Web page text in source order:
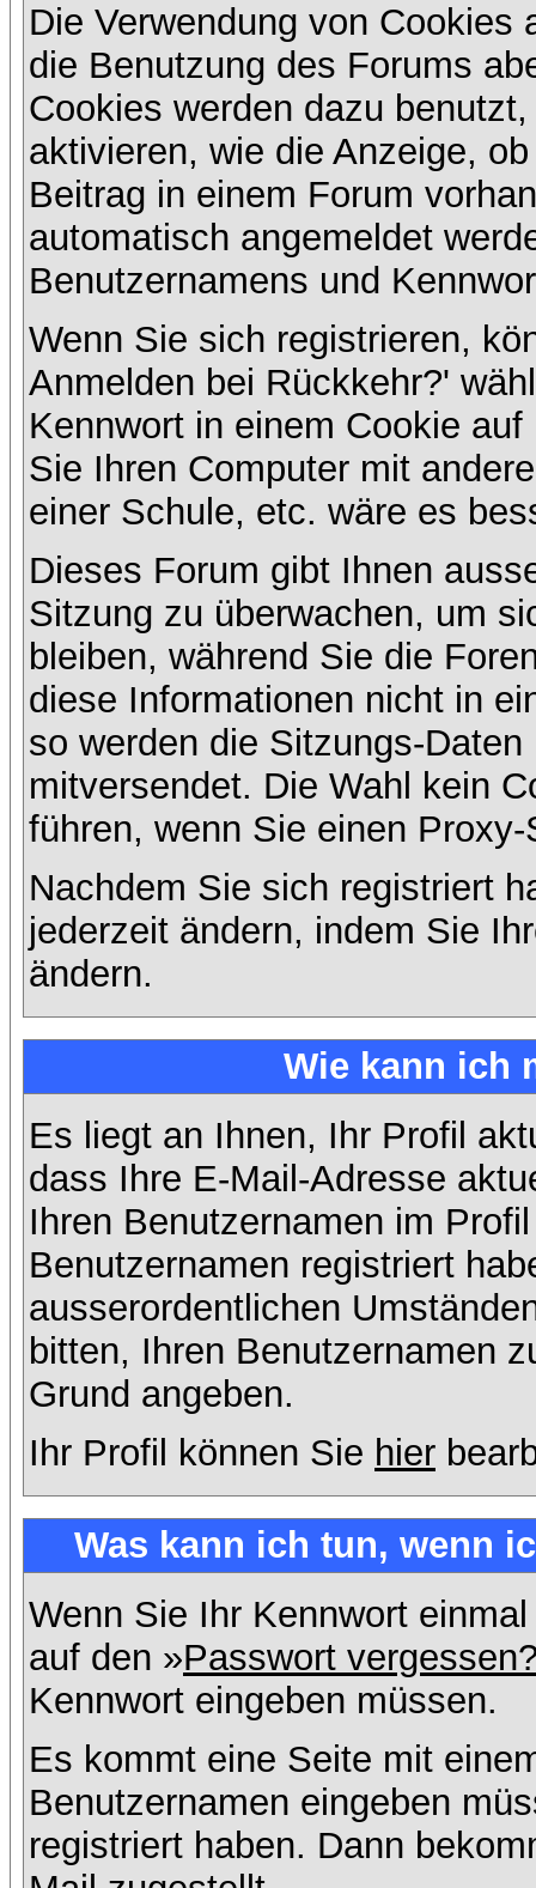
Die Verwendung von
die Benutzung des Forums
Cookies werden dazu
aktivieren, wie die Anzeige,
Beitrag in einem Forum
automatisch angemeldet
Benutzernamens und
Wenn Sie sich registrieren,
Anmelden bei Rückkehr?'
Kennwort in einem Cookie
Sie Ihren Computer mit
einer Schule, etc. wäre es
Dieses Forum gibt Ihnen
Sitzung zu überwachen, um
bleiben, während Sie die
diese Informationen nicht in
so werden die Sitzungs-
mitversendet. Die Wahl kein
führen, wenn Sie einen
Nachdem Sie sich registriert
jederzeit ändern, indem Sie
ändern.
Wie kann ich
Es liegt an Ihnen, Ihr Profil
dass Ihre E-Mail-Adresse
Ihren Benutzernamen im
Benutzernamen registriert
ausserordentlichen
bitten, Ihren Benutzernamen
Grund angeben.
Ihr Profil können Sie hier
Was kann ich tun, wenn
Wenn Sie Ihr Kennwort
auf den »Passwort
Kennwort eingeben müssen.
Es kommt eine Seite mit
Benutzernamen eingeben
registriert haben. Dann